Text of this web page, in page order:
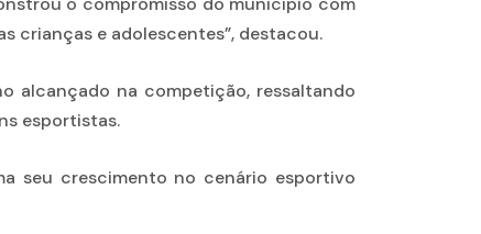
crianças e adolescentes”, destacou.
alcançado na competição, ressaltando
esportistas.
seu crescimento no cenário esportivo